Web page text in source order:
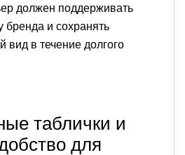
должен поддерживать
и сохранять
вид в течение долгого
таблички и
для